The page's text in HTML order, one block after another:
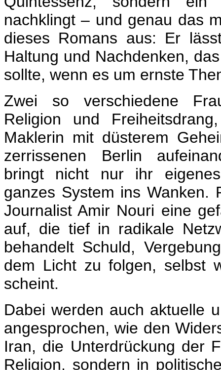
nachklingt – und genau das
dieses Romans aus: Er
Haltung und Nachdenken,
sollte, wenn es um ernste
Zwei so verschiedene
Religion und
Maklerin mit düsterem
zerrissenen Berlin
bringt nicht nur ihr
ganzes System ins Wanken.
Journalist Amir Nouri eine
auf, die tief in radikale
behandelt Schuld,
dem Licht zu folgen, selbst
scheint.
Dabei werden auch aktuelle
angesprochen, wie den
Iran, die Unterdrückung der
Religion, sondern in